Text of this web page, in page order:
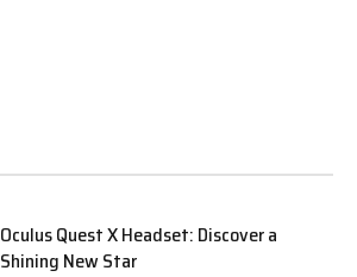
Oculus Quest X Headset: Discover a
Shining New Star